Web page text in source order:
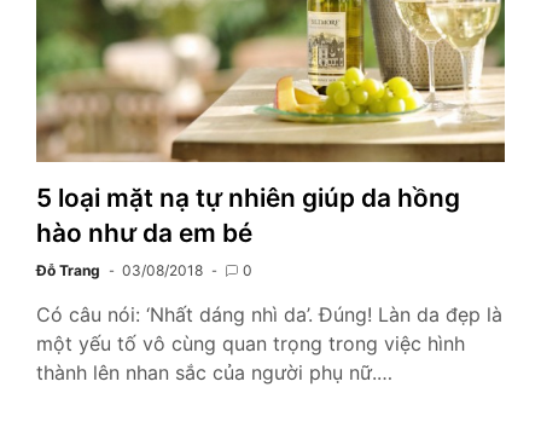
5 loại mặt nạ tự nhiên giúp da hồng
hào như da em bé
Đỗ Trang 03/08/2018 0
Có câu nói: ‘Nhất dáng nhì da’. Đúng! Làn da đẹp là
một yếu tố vô cùng quan trọng trong việc hình
thành lên nhan sắc của người phụ nữ.…